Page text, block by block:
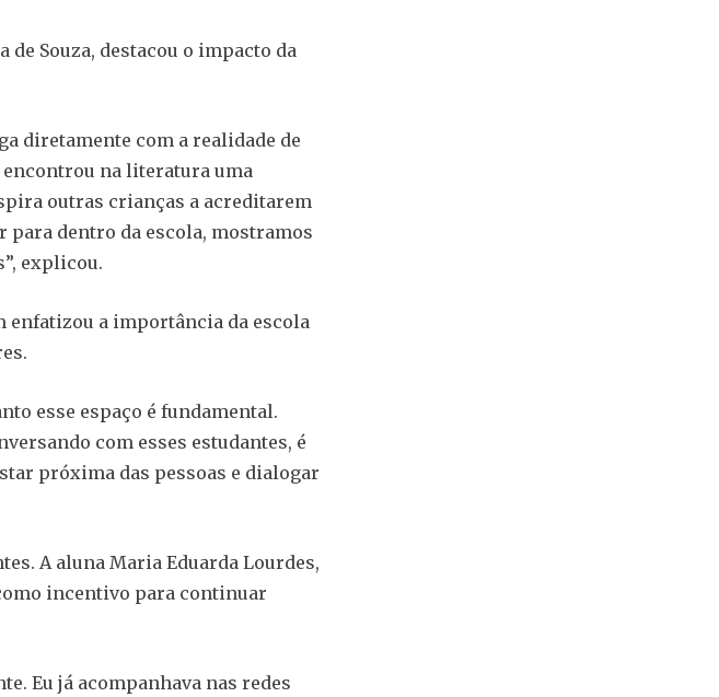
de Souza, destacou o impacto da
diretamente com a realidade de
na literatura uma
outras crianças a acreditarem
para dentro da escola, mostramos
explicou.
enfatizou a importância da escola
esse espaço é fundamental.
com esses estudantes, é
próxima das pessoas e dialogar
A aluna Maria Eduarda Lourdes,
incentivo para continuar
Eu já acompanhava nas redes